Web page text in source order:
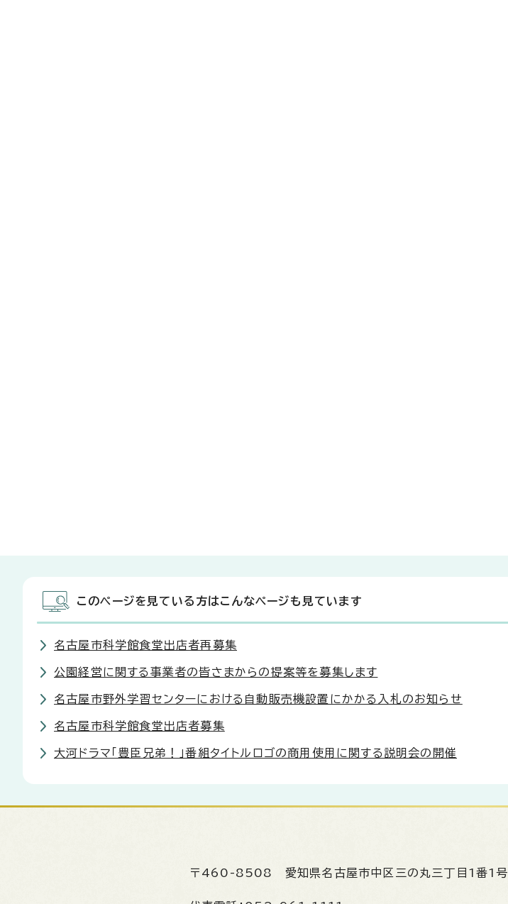
このページを見ている方はこんなページも見ています
名古屋市科学館食堂出店者再募集
公園経営に関する事業者の皆さまからの提案等を募集します
名古屋市野外学習センターにおける自動販売機設置にかかる入札のお知らせ
名古屋市科学館食堂出店者募集
大河ドラマ「豊臣兄弟！」番組タイトルロゴの商用使用に関する説明会の開催
〒460-8508 愛知県名古屋市中区三の丸三丁目1番1号